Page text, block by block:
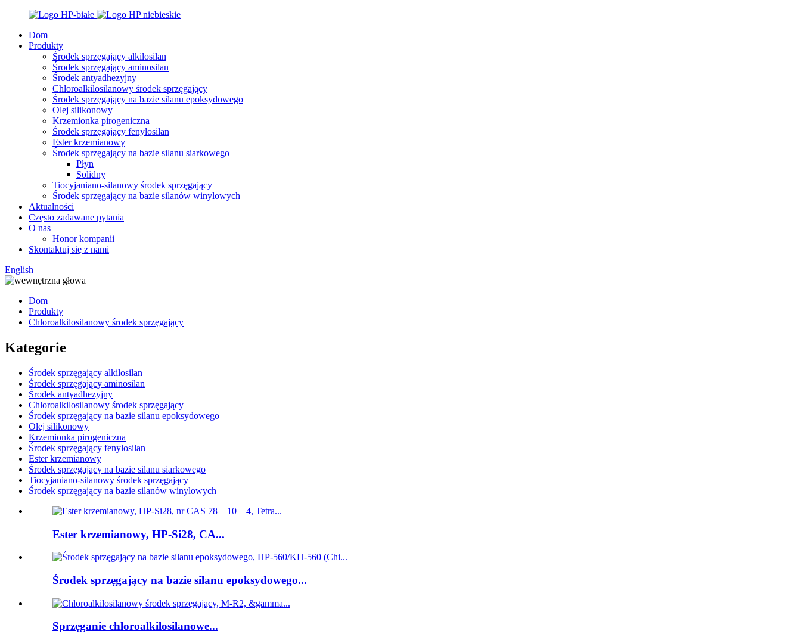
Dom
Produkty
Środek sprzęgający alkilosilan
Środek sprzęgający aminosilan
Środek antyadhezyjny
Chloroalkilosilanowy środek sprzęgający
Środek sprzęgający na bazie silanu epoksydowego
Olej silikonowy
Krzemionka pirogeniczna
Środek sprzęgający fenylosilan
Ester krzemianowy
Środek sprzęgający na bazie silanu siarkowego
Płyn
Solidny
Tiocyjaniano-silanowy środek sprzęgający
Środek sprzęgający na bazie silanów winylowych
Aktualności
Często zadawane pytania
O nas
Honor kompanii
Skontaktuj się z nami
English
Dom
Produkty
Chloroalkilosilanowy środek sprzęgający
Kategorie
Środek sprzęgający alkilosilan
Środek sprzęgający aminosilan
Środek antyadhezyjny
Chloroalkilosilanowy środek sprzęgający
Środek sprzęgający na bazie silanu epoksydowego
Olej silikonowy
Krzemionka pirogeniczna
Środek sprzęgający fenylosilan
Ester krzemianowy
Środek sprzęgający na bazie silanu siarkowego
Tiocyjaniano-silanowy środek sprzęgający
Środek sprzęgający na bazie silanów winylowych
Ester krzemianowy, HP-Si28, CA...
Środek sprzęgający na bazie silanu epoksydowego...
Sprzęganie chloroalkilosilanowe...